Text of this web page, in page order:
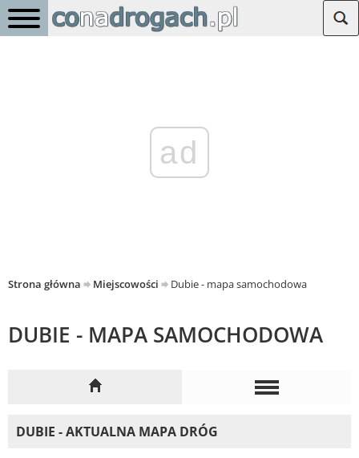
ad
Strona główna Miejscowości Dubie - mapa samochodowa
DUBIE - MAPA SAMOCHODOWA
DUBIE - AKTUALNA MAPA DRÓG